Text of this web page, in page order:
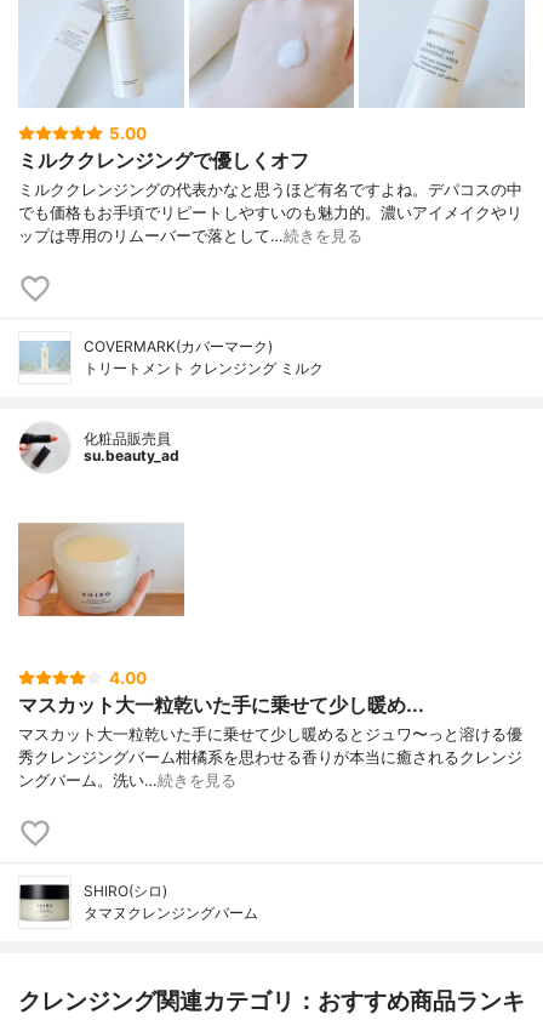
5.00
ミルククレンジングで優しくオフ
ミルククレンジングの代表かなと思うほど有名ですよね。デパコスの中
でも価格もお手頃でリピートしやすいのも魅力的。濃いアイメイクやリ
ップは専用のリムーバーで落として…続きを見る
COVERMARK(カバーマーク)
トリートメント クレンジング ミルク
化粧品販売員
su.beauty_ad
4.00
マスカット大一粒乾いた手に乗せて少し暖め...
マスカット大一粒乾いた手に乗せて少し暖めるとジュワ〜っと溶ける優
秀クレンジングバーム柑橘系を思わせる香りが本当に癒されるクレンジ
ングバーム。洗い…続きを見る
SHIRO(シロ)
タマヌクレンジングバーム
クレンジング関連カテゴリ：おすすめ商品ランキ